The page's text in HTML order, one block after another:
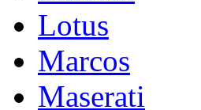
Lotus
Marcos
Maserati